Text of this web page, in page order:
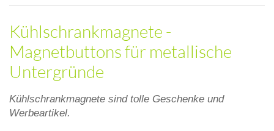
Kühlschrankmagnete -
Magnetbuttons für metallische
Untergründe
Kühlschrankmagnete sind tolle Geschenke und
Werbeartikel.